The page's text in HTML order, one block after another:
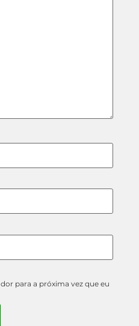
para a próxima vez que eu